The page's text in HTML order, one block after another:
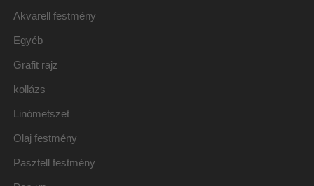
Akvarell festmény
Egyéb
Grafit rajz
kollázs
Linómetszet
Olaj festmény
Pasztell festmény